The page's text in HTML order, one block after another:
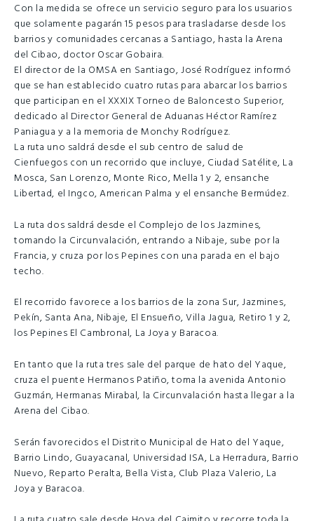
Con la medida se ofrece un servicio seguro para los usuarios
que solamente pagarán 15 pesos para trasladarse desde los
barrios y comunidades cercanas a Santiago, hasta la Arena
del Cibao, doctor Oscar Gobaira.
El director de la OMSA en Santiago, José Rodríguez informó
que se han establecido cuatro rutas para abarcar los barrios
que participan en el XXXIX Torneo de Baloncesto Superior,
dedicado al Director General de Aduanas Héctor Ramírez
Paniagua y a la memoria de Monchy Rodríguez.
La ruta uno saldrá desde el sub centro de salud de
Cienfuegos con un recorrido que incluye, Ciudad Satélite, La
Mosca, San Lorenzo, Monte Rico, Mella 1 y 2, ensanche
Libertad, el Ingco, American Palma y el ensanche Bermúdez.
La ruta dos saldrá desde el Complejo de los Jazmines,
tomando la Circunvalación, entrando a Nibaje, sube por la
Francia, y cruza por los Pepines con una parada en el bajo
techo.
El recorrido favorece a los barrios de la zona Sur, Jazmines,
Pekín, Santa Ana, Nibaje, El Ensueño, Villa Jagua, Retiro 1 y 2,
los Pepines El Cambronal, La Joya y Baracoa.
En tanto que la ruta tres sale del parque de hato del Yaque,
cruza el puente Hermanos Patiño, toma la avenida Antonio
Guzmán, Hermanas Mirabal, la Circunvalación hasta llegar a la
Arena del Cibao.
Serán favorecidos el Distrito Municipal de Hato del Yaque,
Barrio Lindo, Guayacanal, Universidad ISA, La Herradura, Barrio
Nuevo, Reparto Peralta, Bella Vista, Club Plaza Valerio, La
Joya y Baracoa.